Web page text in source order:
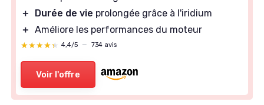
＋
Durée de vie prolongée grâce à l'iridium
＋ Améliore les performances du moteur
★★★★★
★★★★★ 4,4/5 — 734 avis
Voir l'offre